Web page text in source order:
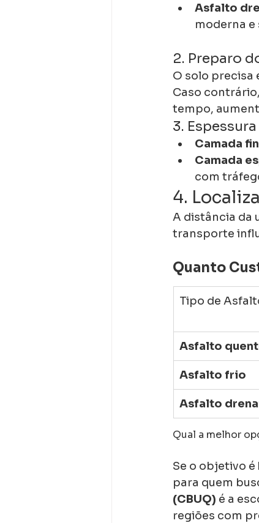
Asfalto
moderna e
2. Preparo
O solo precisa
Caso
tempo,
3.
Camada
Camada
com
4.
A distância da
transporte
Quanto
Tipo de
Asfalto
Asfalto frio
Asfalto
Qual a melhor
Se o objetivo é
para quem
(CBUQ) é a
regiões com